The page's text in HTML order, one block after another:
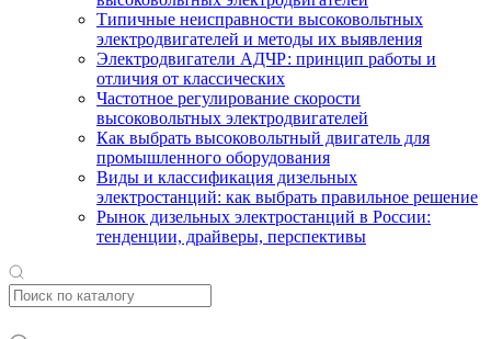
Типичные неисправности высоковольтных
электродвигателей и методы их выявления
Электродвигатели АДЧР: принцип работы и
отличия от классических
Частотное регулирование скорости
высоковольтных электродвигателей
Как выбрать высоковольтный двигатель для
промышленного оборудования
Виды и классификация дизельных
электростанций: как выбрать правильное решение
Рынок дизельных электростанций в России:
тенденции, драйверы, перспективы